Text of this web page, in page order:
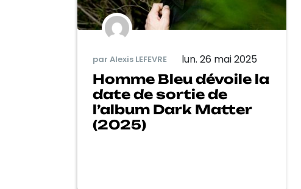
par Alexis LEFEVRE lun. 26 mai 2025
Homme Bleu dévoile la
date de sortie de
l’album Dark Matter
(2025)